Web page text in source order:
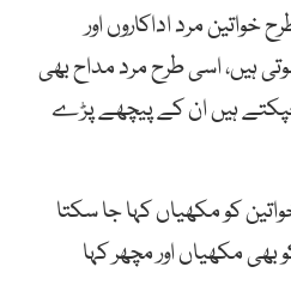
خواتین مرد اداکاروں اور
ہیں، اسی طرح مرد مداح بھی
ہیں ان کے پیچھے پڑے
کو مکھیاں کہا جا سکتا
مکھیاں اور مچھر کہا